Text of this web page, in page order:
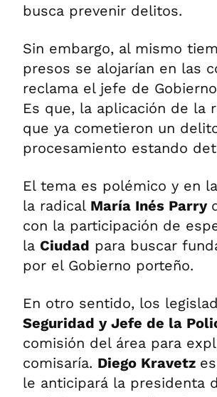
busca prevenir delitos.
Sin embargo, al mismo
presos se alojarían en las
reclama el jefe de
Es que, la aplicación de la
que ya cometieron un
procesamiento estando
El tema es polémico y en la
la radical María Inés Parry
con la participación de
la Ciudad para buscar
por el Gobierno porteño.
En otro sentido, los
Seguridad y Jefe de la
comisión del área para
comisaría. Diego Kravetz
le anticipará la presidenta